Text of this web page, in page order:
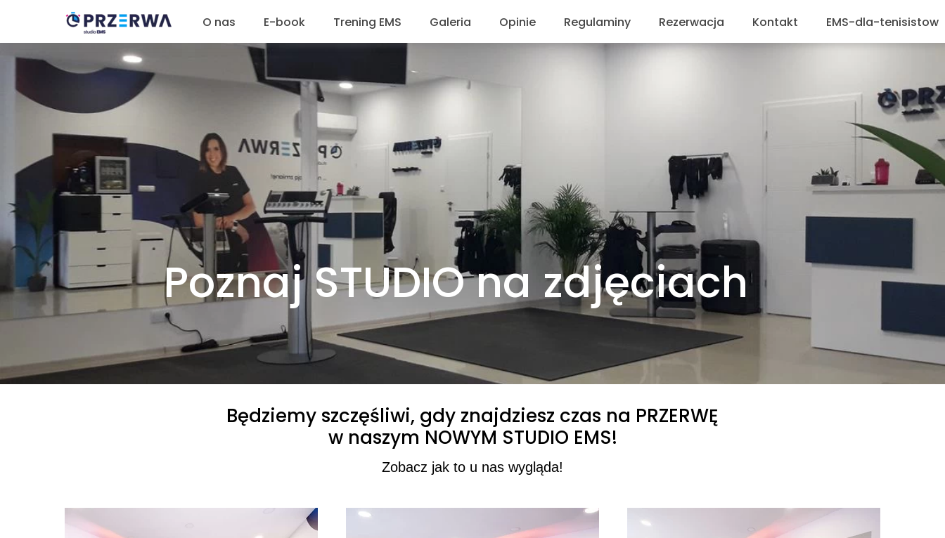
O nas E-book Trening EMS
EMS Trójmiasto
Ćwiczenia EMS
FAQ EMS
Dlaczego PRZERWA?
Trening EMS efekty
Trening EMS przeciwwskazania
Galeria
Sesja Zdjęciowa
Opinie Regulaminy
Wytyczne Sanitarne
Obowiązek Informacyjny
Rezerwacja Kontakt EMS-dla-tenisistow
Zobacz jak to u nas wygląda!
Będziemy szczęśliwi, gdy znajdziesz czas na PRZERWĘ
w naszym NOWYM STUDIO EMS!
Poznaj STUDIO na zdjęciach